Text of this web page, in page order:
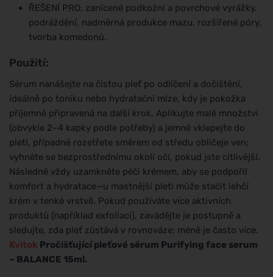
ŘEŠENÍ PRO: zanícené podkožní a povrchové vyrážky,
podráždění, nadměrná produkce mazu, rozšířené póry,
tvorba komedonů.
Použití:
Sérum nanášejte na čistou pleť po odlíčení a dočištění,
ideálně po toniku nebo hydratační mlze, kdy je pokožka
příjemně připravená na další krok. Aplikujte malé množství
(obvykle 2–4 kapky podle potřeby) a jemně vklepejte do
pleti, případně rozetřete směrem od středu obličeje ven;
vyhněte se bezprostřednímu okolí očí, pokud jste citlivější.
Následně vždy uzamkněte péči krémem, aby se podpořil
komfort a hydratace—u mastnější pleti může stačit lehčí
krém v tenké vrstvě. Pokud používáte více aktivních
produktů (například exfoliaci), zavádějte je postupně a
sledujte, zda pleť zůstává v rovnováze; méně je často více.
Kvitok Pročišťující pleťové sérum Purifying face serum
– BALANCE 15ml.